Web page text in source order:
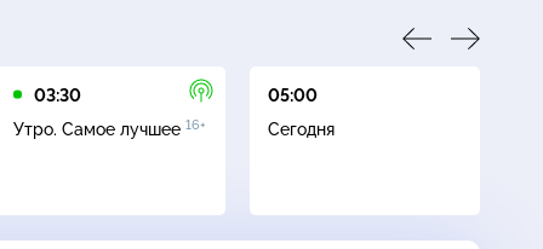
03:30
Утро. Самое лучшее 16+
05:00
Сегодня